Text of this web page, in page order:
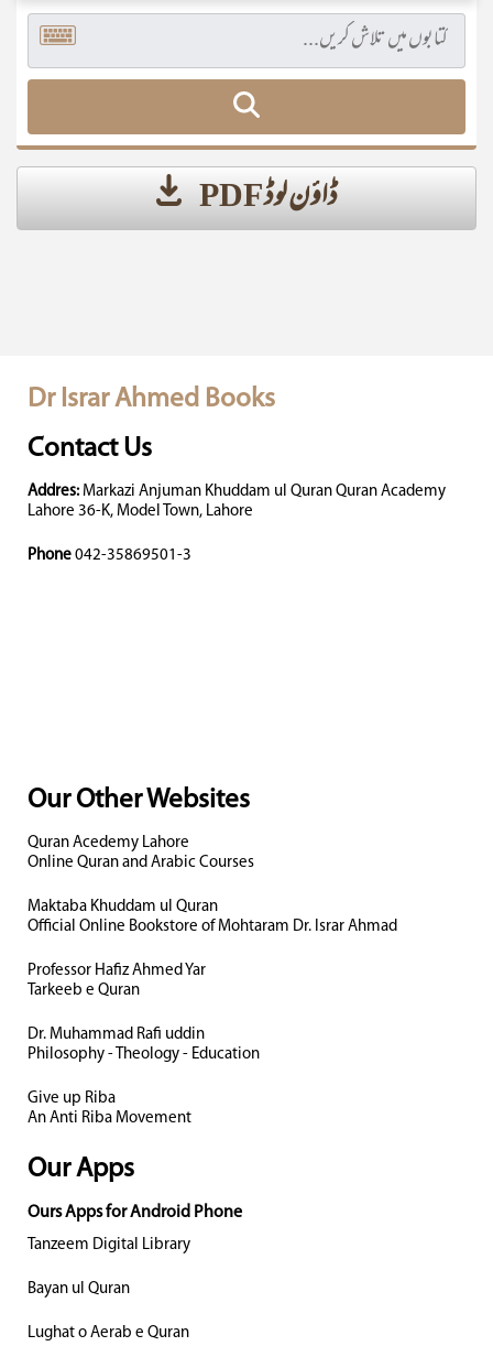
ڈاؤن لوڈ PDF
Dr Israr Ahmed Books
Contact Us
Addres: Markazi Anjuman Khuddam ul Quran Quran Academy
Lahore 36-K, Model Town, Lahore
Phone 042-35869501-3
Our Other Websites
Quran Acedemy Lahore
Online Quran and Arabic Courses
Maktaba Khuddam ul Quran
Official Online Bookstore of Mohtaram Dr. Israr Ahmad
Professor Hafiz Ahmed Yar
Tarkeeb e Quran
Dr. Muhammad Rafi uddin
Philosophy - Theology - Education
Give up Riba
An Anti Riba Movement
Our Apps
Ours Apps for Android Phone
Tanzeem Digital Library
Bayan ul Quran
Lughat o Aerab e Quran